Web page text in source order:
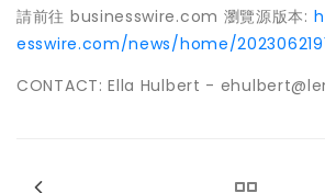
請前往 businesswire.com 瀏覽源版本:
esswire.com/news/home/
CONTACT: Ella Hulbert -